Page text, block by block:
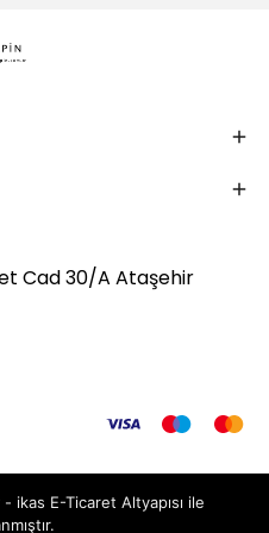
Cad 30/A Ataşehir
- ikas E-Ticaret Altyapısı ile